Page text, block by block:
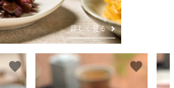
詳しく見る
favorite favorite